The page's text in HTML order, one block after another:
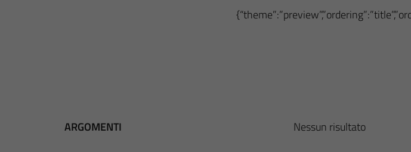
ARGOMENTI Nessun risultato